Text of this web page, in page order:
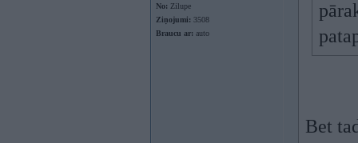
No: Zilupe
Ziņojumi: 3508
Braucu ar: auto
Bet